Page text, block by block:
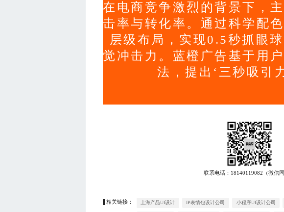
在电商竞争激烈的背景下，
击率与转化率。通过科学配
层级布局，实现0.5秒抓眼
觉冲击力。蓝橙广告基于用
法，提出‘三秒吸引
联系电话： 18140119082 （微信
相关链接： 上海产品UI设计 IP表情包设计公司 小程序UI设计公司